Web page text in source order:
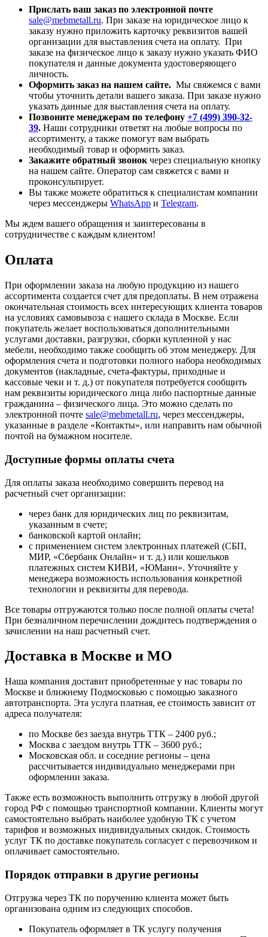
Прислать ваш заказ по электронной почте
sale@mebmetall.ru. При заказе на юридическое лицо к
заказу нужно приложить карточку реквизитов вашей
организации для выставления счета на оплату. При
заказе на физическое лицо к заказу нужно указать ФИО
покупателя и данные документа удостоверяющего
личность.
Оформить заказ на нашем сайте. Мы свяжемся с вами
чтобы уточнить детали вашего заказа. При заказе нужно
указать данные для выставления счета на оплату.
Позвоните менеджерам по телефону +7 (499) 390-32-
39. Наши сотрудники ответят на любые вопросы по
ассортименту, а также помогут вам выбрать
необходимый товар и оформить заказ.
Закажите обратный звонок через специальную кнопку
на нашем сайте. Оператор сам свяжется с вами и
проконсультирует.
Вы также можете обратиться к специалистам компании
через мессенджеры WhatsApp и Telegram.
Мы ждем вашего обращения и заинтересованы в
сотрудничестве с каждым клиентом!
Оплата
При оформлении заказа на любую продукцию из нашего
ассортимента создается счет для предоплаты. В нем отражена
окончательная стоимость всех интересующих клиента товаров
на условиях самовывоза с нашего склада в Москве. Если
покупатель желает воспользоваться дополнительными
услугами доставки, разгрузки, сборки купленной у нас
мебели, необходимо также сообщить об этом менеджеру. Для
оформления счета и подготовки полного набора необходимых
документов (накладные, счета-фактуры, приходные и
кассовые чеки и т. д.) от покупателя потребуется сообщить
нам реквизиты юридического лица либо паспортные данные
гражданина – физического лица. Это можно сделать по
электронной почте sale@mebmetall.ru, через мессенджеры,
указанные в разделе «Контакты», или направить нам обычной
почтой на бумажном носителе.
Доступные формы оплаты счета
Для оплаты заказа необходимо совершить перевод на
расчетный счет организации:
через банк для юридических лиц по реквизитам,
указанным в счете;
банковской картой онлайн;
с применением систем электронных платежей (СБП,
МИР, «Сбербанк Онлайн» и т. д.) или кошельков
платежных систем КИВИ, «ЮМани». Уточняйте у
менеджера возможность использования конкретной
технологии и реквизиты для перевода.
Все товары отгружаются только после полной оплаты счета!
При безналичном перечислении дождитесь подтверждения о
зачислении на наш расчетный счет.
Доставка в Москве и МО
Наша компания доставит приобретенные у нас товары по
Москве и ближнему Подмосковью с помощью заказного
автотранспорта. Эта услуга платная, ее стоимость зависит от
адреса получателя:
по Москве без заезда внутрь ТТК – 2400 руб.;
Москва с заездом внутрь ТТК – 3600 руб.;
Московская обл. и соседние регионы – цена
рассчитывается индивидуально менеджерами при
оформлении заказа.
Также есть возможность выполнить отгрузку в любой другой
город РФ с помощью транспортной компании. Клиенты могут
самостоятельно выбрать наиболее удобную ТК с учетом
тарифов и возможных индивидуальных скидок. Стоимость
услуг ТК по доставке покупатель согласует с перевозчиком и
оплачивает самостоятельно.
Порядок отправки в другие регионы
Отгрузка через ТК по поручению клиента может быть
организована одним из следующих способов.
Покупатель оформляет в ТК услугу получения